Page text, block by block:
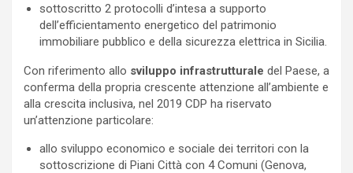
sottoscritto 2 protocolli d’intesa a supporto
dell’efficientamento energetico del patrimonio
immobiliare pubblico e della sicurezza elettrica in Sicilia.
Con riferimento allo sviluppo infrastrutturale del Paese, a
conferma della propria crescente attenzione all’ambiente e
alla crescita inclusiva, nel 2019 CDP ha riservato
un’attenzione particolare:
allo sviluppo economico e sociale dei territori con la
sottoscrizione di Piani Città con 4 Comuni (Genova,